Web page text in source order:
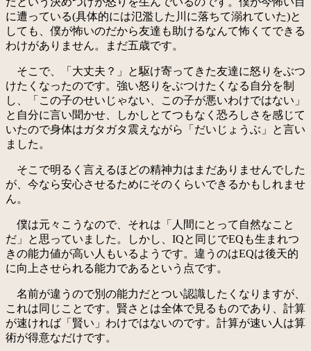
に遭っている(具体的には氾濫した川に落ちて溺れていた)と
しても、僕が怖いのだから友達も助けるなんて怖くてできる
わけがありません。まだ五歳です。
そこで、「大丈夫？」と駆け寄ってきた友達に怒りをぶつ
けたくなったのです。強い怒りをぶつけたくなる自分を制
し、「この子のせいじゃない、この子が悪いわけではない」
と自分に言い聞かせ、しかしとてつもなく恐ろしさを感じて
いたので身体はガタガタ震えながら「だいじょうぶ」と言い
ました。
そこで明るく言えるほどの精神力はまだありませんでした
が、今なら安心させるためにそのくらいできるかもしれませ
ん。
僕は元々こうなので、それは「人間にとって自然なこと
だ」と思っていました。しかし、IQと同じでEQも生まれつ
きの能力値が高い人もいるようです。違うのはEQは後天的
に向上させられる能力であるという点です。
名前が違うので別の能力だとつい認識したくなりますが、
これは同じことです。賢さとは全体で見るものであり、計算
が速ければ「賢い」わけではないのです。計算が速い人は算
術が得意なだけです。